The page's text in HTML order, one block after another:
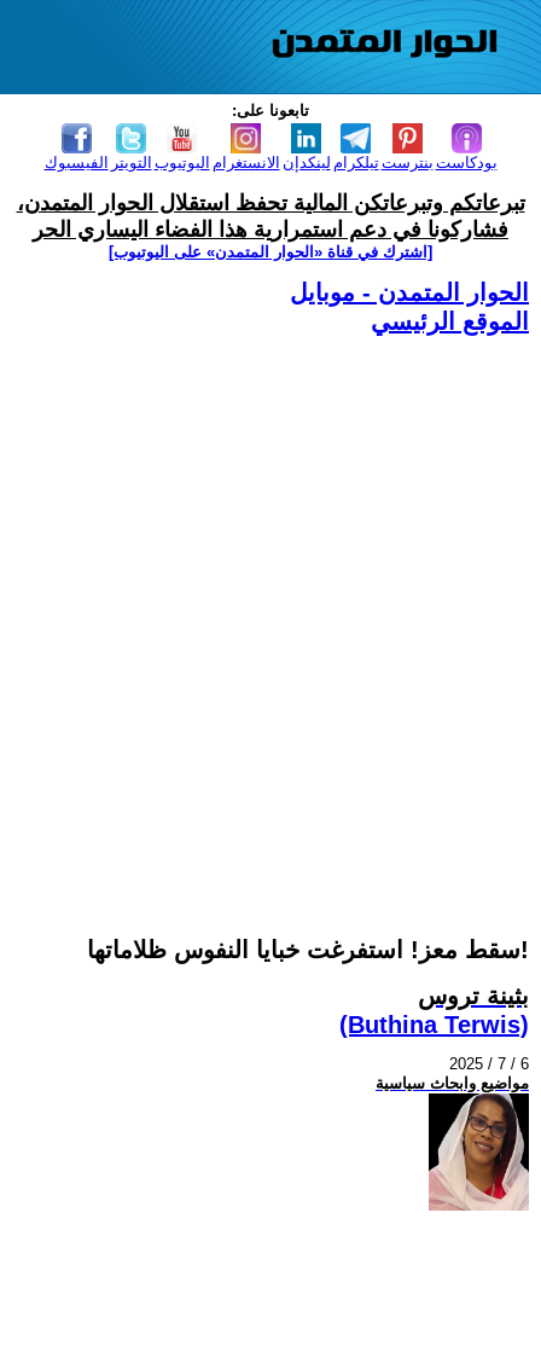
تابعونا على:
الفيسبوك التويتر اليوتيوب الانستغرام لينكدإن تيلكرامبنترست بودكاست
تبرعاتكم وتبرعاتكن المالية تحفظ استقلال الحوار المتمدن،
فشاركونا في دعم استمرارية هذا الفضاء اليساري الحر
[اشترك في قناة ‫«الحوار المتمدن» على اليوتيوب]
الحوار المتمدن - موبايل
الموقع الرئيسي
سقط معز! استفرغت خبايا النفوس ظلاماتها!
بثينة تروس
(Buthina Terwis)
2025 / 7 / 6
مواضيع وابحاث سياسية